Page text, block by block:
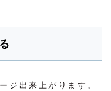
ジ出来上がります。